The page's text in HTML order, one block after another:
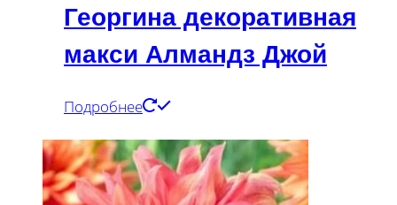
Георгина декоративная
макси Алмандз Джой
Подробнее